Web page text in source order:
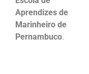
Aprendizes de
Marinheiro de
Pernambuco.